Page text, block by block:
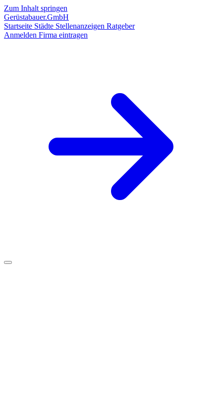
Zum Inhalt springen
Gerüstabauer.GmbH
Startseite Städte Stellenanzeigen Ratgeber
Anmelden Firma eintragen